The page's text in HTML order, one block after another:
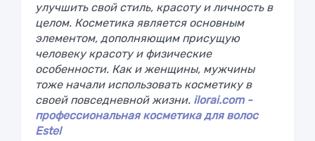
улучшить свой стиль, красоту и личность в
целом. Косметика является основным
элементом, дополняющим присущую
человеку красоту и физические
особенности. Как и женщины, мужчины
тоже начали использовать косметику в
своей повседневной жизни. ilorai.com -
профессиональная косметика для волос
Estel